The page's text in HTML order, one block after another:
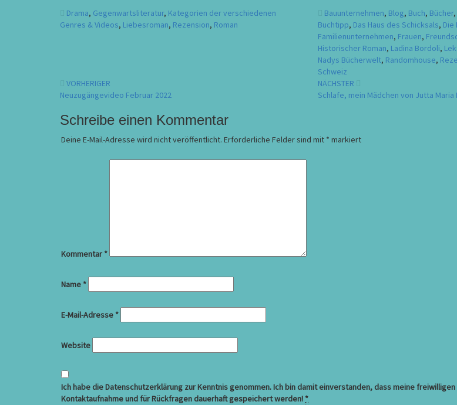
Drama, Gegenwartsliteratur, Kategorien der verschiedenen
Genres & Videos, Liebesroman, Rezension, Roman
Bauunternehmen, Blog, Buch, Bücher,
Buchtipp, Das Haus des Schicksals, Die
Familienunternehmen, Frauen,
Historischer Roman, Ladina Bordoli,
Nadys Bücherwelt, Randomhouse,
Schweiz
Beitragsnavigation
VORHERIGER
Neuzugängevideo Februar 2022
NÄCHSTER
Schlafe, mein Mädchen von Jutta Maria
Schreibe einen Kommentar
Deine E-Mail-Adresse wird nicht veröffentlicht. Erforderliche Felder sind mit * markiert
Kommentar *
Name *
E-Mail-Adresse *
Website
Ich habe die Datenschutzerklärung zur Kenntnis genommen. Ich bin damit einverstanden, dass meine freiwilligen
Kontaktaufnahme und für Rückfragen dauerhaft gespeichert werden! *